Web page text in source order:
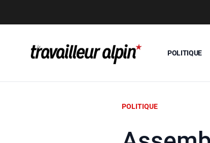
POLITIQUE
POLITIQUE